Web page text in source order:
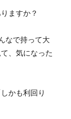
ますか？
なで持って大
、 気になった
かも利回り